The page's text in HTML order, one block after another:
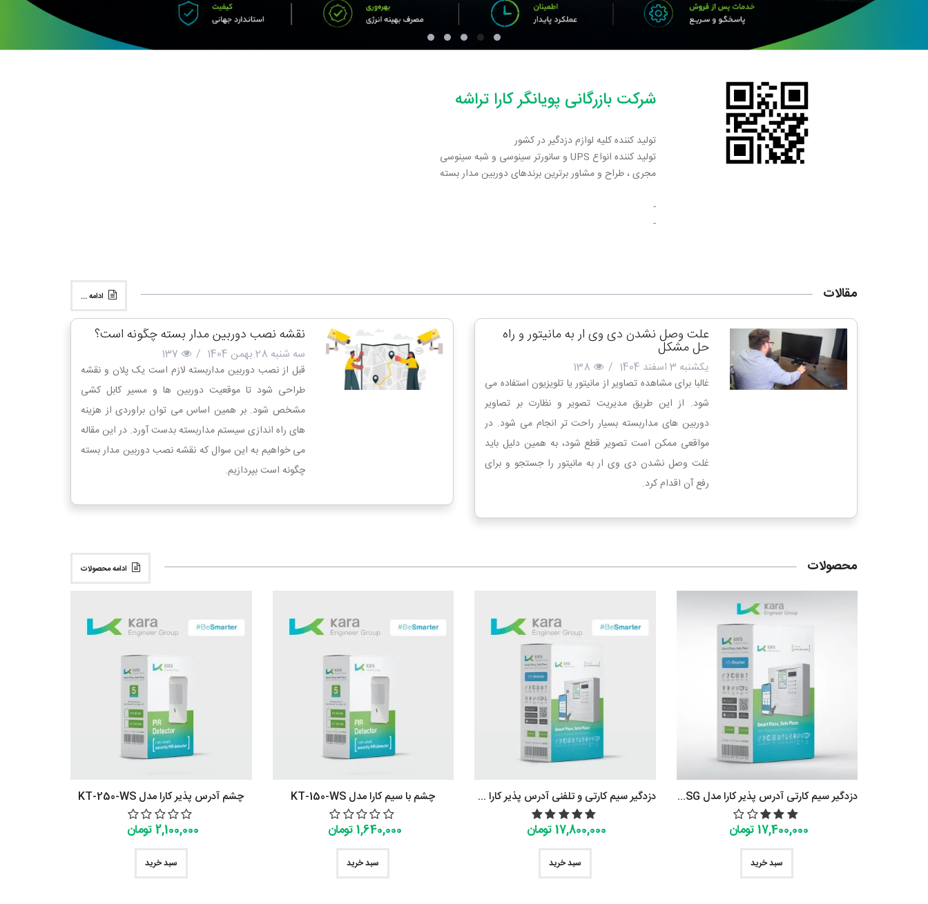
شرکت بازرگانی پویانگر کارا تراشه
تولید کننده کلیه لوازم دزدگیر در کشور
تولید کننده انواع UPS و سانورتر سینوسی و شبه سینوسی
مجری ، طراح و مشاور برترین برندهای دوربین مدار بسته
-
-
ادامه ...
مقالات
علت وصل نشدن دی وی ار به مانیتور و راه
حل مشکل
یکشنبه 3 اسفند 1404 /
138
غالبا برای مشاهده تصاویر از مانیتور یا تلویزیون استفاده می
شود. از این طریق مدیریت تصویر و نظارت بر تصاویر
دوربین های مداربسته بسیار راحت تر انجام می شود. در
مواقعی ممکن است تصویر قطع شود، به همین دلیل باید
غلت وصل نشدن دی وی ار به مانیتور را جستجو و برای
رفع آن اقدام کرد.
نقشه نصب دوربین مدار بسته چگونه است؟
سه شنبه 28 بهمن 1404 /
137
قبل از نصب دوربین مداربسته لازم است یک پلان و نقشه
طراحی شود تا موقعیت دوربین ها و مسیر کابل کشی
مشخص شود. بر همین اساس می توان براوردی از هزینه
های راه اندازی سیستم مداربسته بدست آورد. در این مقاله
می خواهیم به این سوال که نقشه نصب دوربین مدار بسته
چگونه است بپردازیم.
ادامه محصولات محصولات
دزدگیر سیم کارتی آدرس پذیر کارا مدل KT-210-ASG
17,400,000 تومان
سبد خرید
دزدگیر سیم کارتی و تلفنی آدرس پذیر کارا مدل KT-310-ASGT
17,800,000 تومان
سبد خرید
چشم با سیم کارا مدل KT-150-WS
1,640,000 تومان
سبد خرید
چشم آدرس پذیر کارا مدل KT-250-WS
2,100,000 تومان
سبد خرید